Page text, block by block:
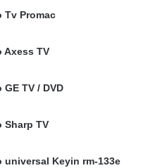
Tv Promac
Axess TV
TV / DVD
Sharp TV
Keyin rm-133e